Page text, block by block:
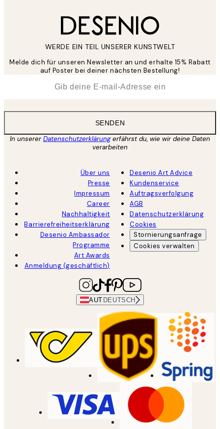
WERDE EIN TEIL UNSERER KUNSTWELT
Melde dich für unseren Newsletter an und erhalte 15% Rabatt
auf Poster bei deiner nächsten Bestellung!
SENDEN
In unsererDatenschutzerklärungerfährst du, wie wir deine Daten
verarbeiten
Über uns
Presse
Impressum
Career
Nachhaltigkeit
Barrierefreiheitserklärung
Desenio Ambassador
Programme
Art Awards
Anmeldung (geschäftlich)
Desenio Art Advice
Kundenservice
Auftragsverfolgung
AGB
Datenschutzerklärung
Cookies
Stornierungsanfrage
Cookies verwalten
AUT DEUTSCH